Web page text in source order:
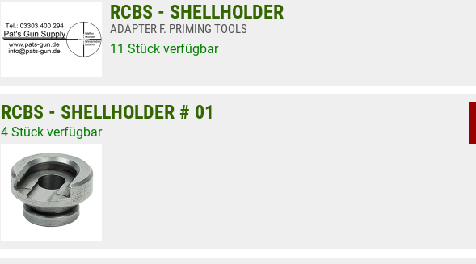
RCBS - SHELLHOLDER
ADAPTER F. PRIMING TOOLS
11 Stück verfügbar
RCBS - SHELLHOLDER # 01
4 Stück verfügbar